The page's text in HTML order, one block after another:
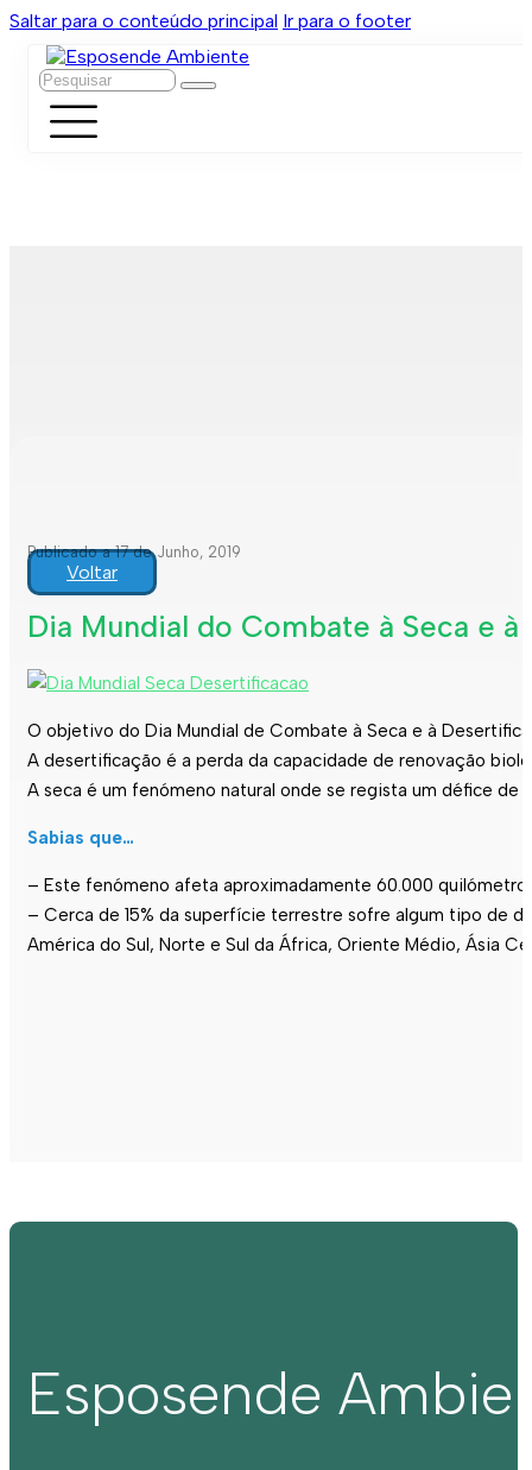
Saltar para o conteúdo principal Ir para o footer
Pesquisar
Publicado a 17 de Junho, 2019
Voltar
Dia Mundial do Combate à Seca e
O objetivo do Dia Mundial de Combate à Seca e à
A desertificação é a perda da capacidade de renovação
A seca é um fenómeno natural onde se regista um défice
Sabias que…
– Este fenómeno afeta aproximadamente 60.000
– Cerca de 15% da superfície terrestre sofre algum tipo de
América do Sul, Norte e Sul da África, Oriente Médio, Ásia
Esposende